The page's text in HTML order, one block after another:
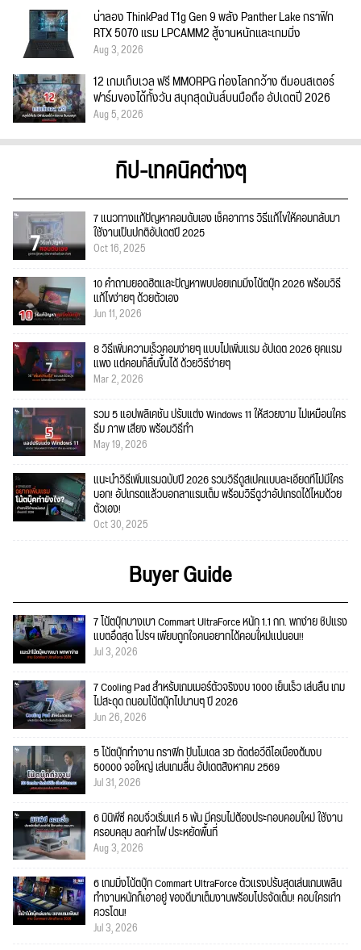
น่าลอง ThinkPad T1g Gen 9 พลัง Panther Lake กราฟิก
RTX 5070 แรม LPCAMM2 สู้งานหนักและเกมมิ่ง
Aug 3, 2026
12 เกมเก็บเวล ฟรี MMORPG ท่องโลกกว้าง ตีมอนสเตอร์
ฟาร์มของได้ทั้งวัน สนุกสุดมันส์บนมือถือ อัปเดตปี 2026
Aug 5, 2026
ทิป-เทคนิคต่างๆ
7 แนวทางแก้ปัญหาคอมดับเอง เช็คอาการ วิธีแก้ไขให้คอมกลับมา
ใช้งานเป็นปกติอัปเดตปี 2025
Oct 16, 2025
10 คำถามยอดฮิตและปัญหาพบบ่อยเกมมิ่งโน้ตบุ๊ก 2026 พร้อมวิธี
แก้ไขง่ายๆ ด้วยตัวเอง
Jun 11, 2026
8 วิธีเพิ่มความเร็วคอมง่ายๆ แบบไม่เพิ่มแรม อัปเดต 2026 ยุคแรม
แพง แต่คอมก็ลื่นขึ้นได้ ด้วยวิธีง่ายๆ
Mar 2, 2026
รวม 5 แอปพลิเคชัน ปรับแต่ง Windows 11 ให้สวยงาม ไม่เหมือนใคร
ธีม ภาพ เสียง พร้อมวิธีทำ
May 19, 2026
แนะนำวิธีเพิ่มแรมฉบับปี 2026 รวมวิธีดูสเปคแบบละเอียดที่ไม่มีใคร
บอก! อัปเกรดแล้วบอกลาแรมเต็ม พร้อมวิธีดูว่าอัปเกรดได้ไหมด้วย
ตัวเอง!
Oct 30, 2025
Buyer Guide
7 โน้ตบุ๊กบางเบา Commart UltraForce หนัก 1.1 กก. พกง่าย ชิปแรง
แบตอึดสุด โปรฯ เพียบถูกใจคนอยากได้คอมใ่หม่แน่นอน!!
Jul 3, 2026
7 Cooling Pad สำหรับเกมเมอร์ตัวจริงงบ 1000 เย็นเร็ว เล่นลื่น เกม
ไม่สะดุด ถนอมโน้ตบุ๊กไปนานๆ ปี 2026
Jun 26, 2026
5 โน้ตบุ๊กทำงาน กราฟิก ปั้นโมเดล 3D ตัดต่อวีดีโอเบื้องต้นงบ
50000 จอใหญ่ เล่นเกมลื่น อัปเดตสิงหาคม 2569
Jul 31, 2026
6 มินิพีซี คอมจิ๋วเริ่มแค่ 5 พัน มีครบไม่ต้องประกอบคอมใหม่ ใช้งาน
ครอบคลุม ลดค่าไฟ ประหยัดพื้นที่
Aug 3, 2026
6 เกมมิ่งโน้ตบุ๊ก Commart UltraForce ตัวแรงปรับสุดเล่นเกมเพลิน
ทำงานหนักก็เอาอยู่ ของดีมาเต็มงานพร้อมโปรจัดเต็ม! คอมใครเก่า
ควรโดน!
Jul 3, 2026